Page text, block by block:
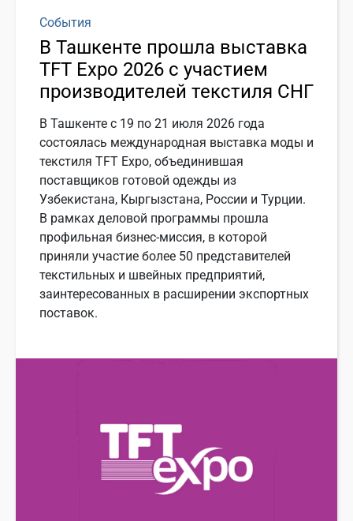
События
В Ташкенте прошла выставка
TFT Expo 2026 с участием
производителей текстиля СНГ
В Ташкенте с 19 по 21 июля 2026 года
состоялась международная выставка моды и
текстиля TFT Expo, объединившая
поставщиков готовой одежды из
Узбекистана, Кыргызстана, России и Турции.
В рамках деловой программы прошла
профильная бизнес-миссия, в которой
приняли участие более 50 представителей
текстильных и швейных предприятий,
заинтересованных в расширении экспортных
поставок.